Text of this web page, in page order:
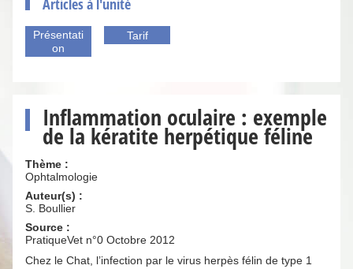
Articles à l'unité
Présentati
on
Tarif
Inflammation oculaire : exemple
de la kératite herpétique féline
Thème :
Ophtalmologie
Auteur(s) :
S. Boullier
Source :
PratiqueVet n°0 Octobre 2012
Chez le Chat, l’infection par le virus herpès félin de type 1